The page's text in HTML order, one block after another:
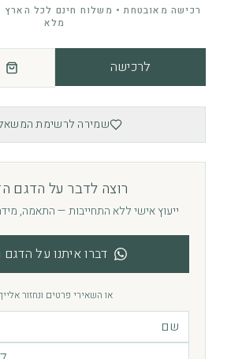
רכישה מאובטחת • משלוח חינם לכל הארץ
מלא
לרכישה
שמירה לרשימת
רוצה לדבר על הדגם
ייעוץ אישי ללא התחייבות — התאמה,
דברו איתנו על הדגם
או השאירי פרטים ונחזור